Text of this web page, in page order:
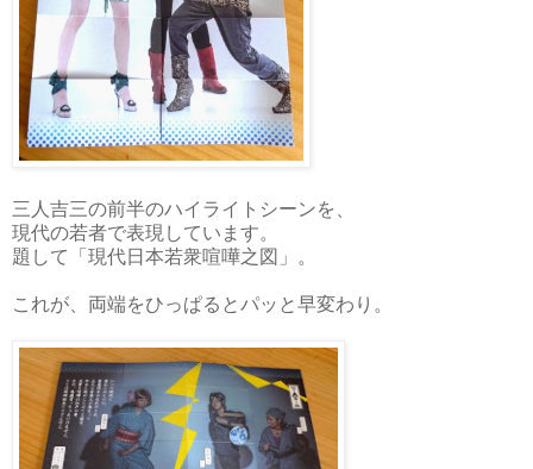
三人吉三の前半のハイライトシーンを、
現代の若者で表現しています。
題して「現代日本若衆喧嘩之図」。
これが、両端をひっぱるとパッと早変わり。